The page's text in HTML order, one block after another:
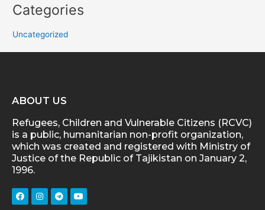
Categories
Uncategorized
ABOUT US
Refugees, Children and Vulnerable Citizens (RCVC)
is a public, humanitarian non-profit organization,
which was created and registered with Ministry of
Justice of the Republic of Tajikistan on January 2,
1996.